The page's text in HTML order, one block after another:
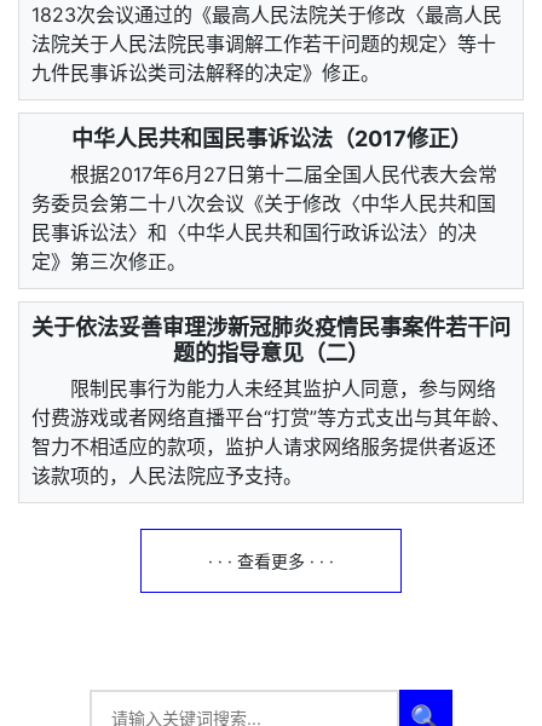
1823次会议通过的《最高人民法院关于修改〈最高人民
法院关于人民法院民事调解工作若干问题的规定〉等十
九件民事诉讼类司法解释的决定》修正。
中华人民共和国民事诉讼法（2017修正）
根据2017年6月27日第十二届全国人民代表大会常
务委员会第二十八次会议《关于修改〈中华人民共和国
民事诉讼法〉和〈中华人民共和国行政诉讼法〉的决
定》第三次修正。
关于依法妥善审理涉新冠肺炎疫情民事案件若干问
题的指导意见（二）
限制民事行为能力人未经其监护人同意，参与网络
付费游戏或者网络直播平台“打赏”等方式支出与其年龄、
智力不相适应的款项，监护人请求网络服务提供者返还
该款项的，人民法院应予支持。
· · · 查看更多 · · ·
🔍